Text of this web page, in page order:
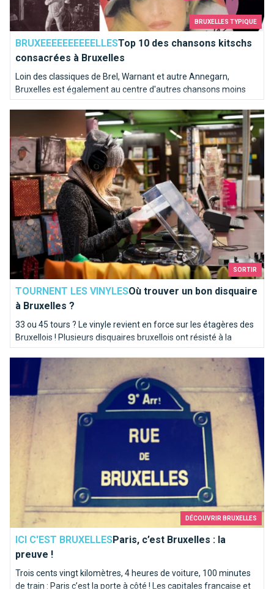
BRUXELLES TYPIQUE
BRUXEEEEEEEEEELLESTop 10 des chansons kitschs
consacrées à Bruxelles
Loin des classiques de Brel, Warnant et autre Annegarn,
Bruxelles est également au centre d'autres chansons moins
connues. Nous avons poussé une pièce dans le juke-box de la
capitale de l'Europe pour en sortir les mélodies les plus kitschs.
SORTIR
TOURNENT LES VINYLESOù trouver un bon disquaire
à Bruxelles ?
33 ou 45 tours ? Le vinyle revient en force sur les étagères des
Bruxellois ! Plusieurs disquaires bruxellois ont résisté à la
concurrence et des petits nouveaux tentent également
l'aventure de la galette noire.
Où trouver un bon disquaire à Bruxelles ?
DÉCOUVRIR BRUXELLES
ICI C'EST BRUXELLESParis, c’est Bruxelles : la
preuve !
Trois cents vingt kilomètres, 4 heures de voiture, 100 minutes
de train : Paris c’est la porte à côté ! Les capitales française et
Paris, c’est Bruxelles : la preuve !